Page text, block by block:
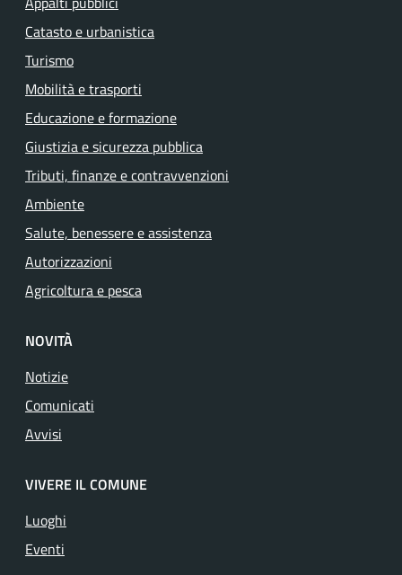
Catasto e urbanistica
Turismo
Mobilità e trasporti
Educazione e formazione
Giustizia e sicurezza pubblica
Tributi, finanze e contravvenzioni
Ambiente
Salute, benessere e assistenza
Autorizzazioni
Agricoltura e pesca
NOVITÀ
Notizie
Comunicati
Avvisi
VIVERE IL COMUNE
Luoghi
Eventi